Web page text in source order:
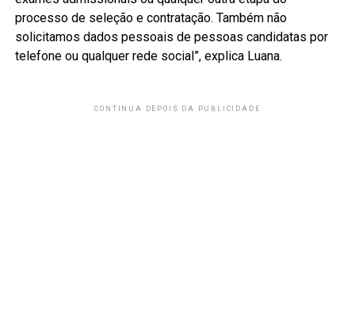
processo de seleção e contratação. Também não
solicitamos dados pessoais de pessoas candidatas por
telefone ou qualquer rede social”, explica Luana.
CONTINUA DEPOIS DA PUBLICIDADE